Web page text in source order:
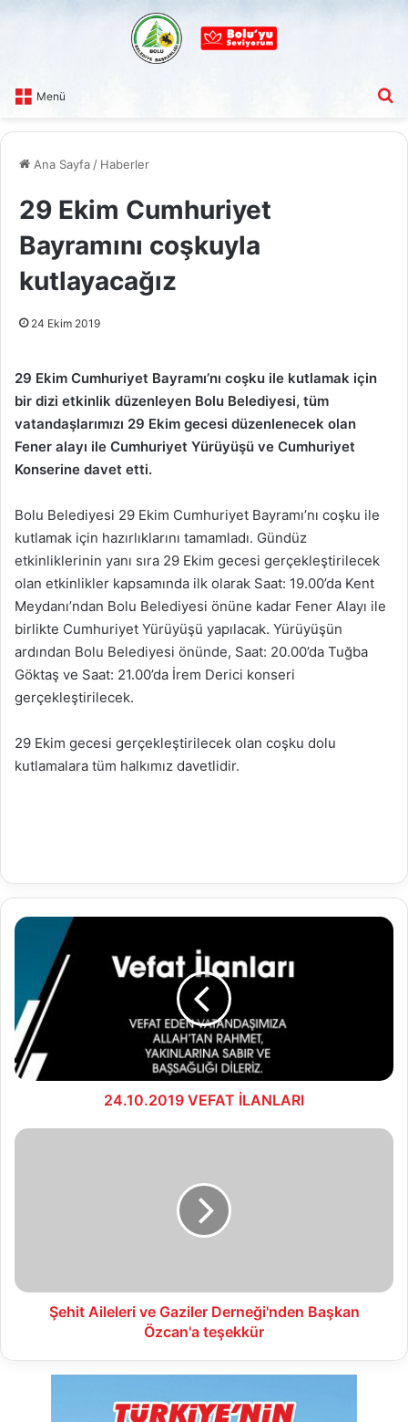
Menü
Ana Sayfa / Haberler
29 Ekim Cumhuriyet
Bayramını coşkuyla
kutlayacağız
24 Ekim 2019
29 Ekim Cumhuriyet Bayramı’nı coşku ile kutlamak için
bir dizi etkinlik düzenleyen Bolu Belediyesi, tüm
vatandaşlarımızı 29 Ekim gecesi düzenlenecek olan
Fener alayı ile Cumhuriyet Yürüyüşü ve Cumhuriyet
Konserine davet etti.
Bolu Belediyesi 29 Ekim Cumhuriyet Bayramı’nı coşku ile
kutlamak için hazırlıklarını tamamladı. Gündüz
etkinliklerinin yanı sıra 29 Ekim gecesi gerçekleştirilecek
olan etkinlikler kapsamında ilk olarak Saat: 19.00’da Kent
Meydanı’ndan Bolu Belediyesi önüne kadar Fener Alayı ile
birlikte Cumhuriyet Yürüyüşü yapılacak. Yürüyüşün
ardından Bolu Belediyesi önünde, Saat: 20.00’da Tuğba
Göktaş ve Saat: 21.00’da İrem Derici konseri
gerçekleştirilecek.
29 Ekim gecesi gerçekleştirilecek olan coşku dolu
kutlamalara tüm halkımız davetlidir.
24.10.2019
İLANLARI
24.10.2019 VEFAT İLANLARI
Şehit
Şehit Aileleri ve Gaziler Derneği'nden Başkan
Özcan'a teşekkür